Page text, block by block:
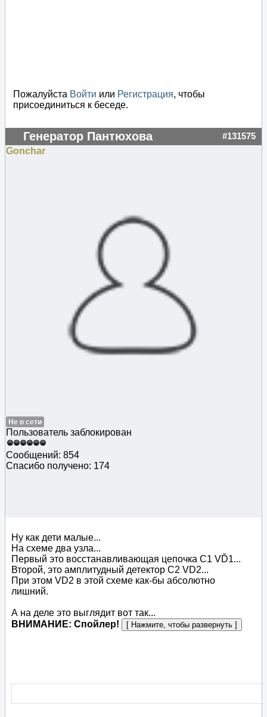
Пожалуйста Войти или Регистрация, чтобы
присоединиться к беседе.
Генератор Пантюхова #131575
Gonchar
Не в сети
Пользователь заблокирован
Сообщений: 854
Спасибо получено: 174
Ну как дети малые...
На схеме два узла...
Первый это восстанавливающая цепочка С1 VĎ1...
Второй, это амплитудный детектор С2 VD2...
При этом VD2 в этой схеме как-бы абсолютно
лишний.
А на деле это выглядит вот так...
ВНИМАНИЕ: Спойлер!